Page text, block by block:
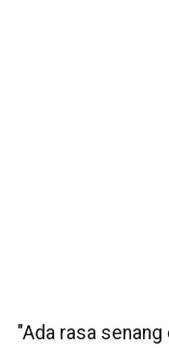
"Ada rasa